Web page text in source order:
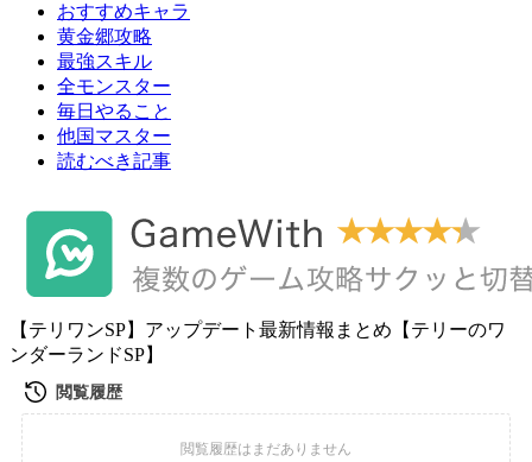
おすすめキャラ
黄金郷攻略
最強スキル
全モンスター
毎日やること
他国マスター
読むべき記事
【テリワンSP】アップデート最新情報まとめ【テリーのワ
ンダーランドSP】